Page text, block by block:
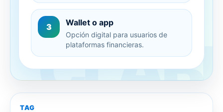
3 Wallet o app
Opción digital para usuarios de
plataformas financieras.
TAG